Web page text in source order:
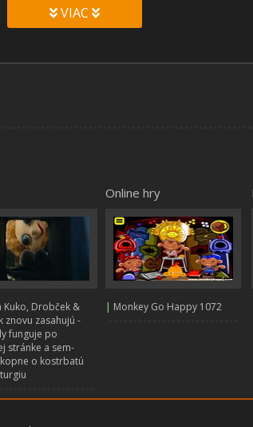
VIAC
Kuko, Drobček &
znovu zasahujú -
funguje po
stránke a sem-
o kostrbatú
Online hry
| Monkey Go Happy 1072